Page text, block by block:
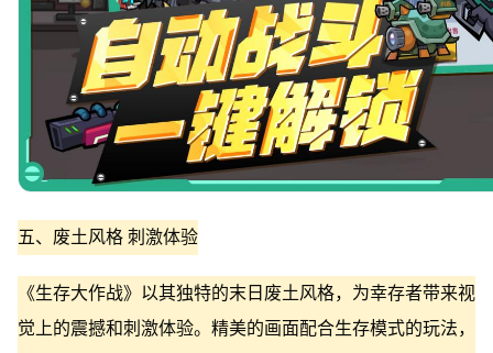
五、废土风格 刺激体验
《生存大作战》以其独特的末日废土风格，为幸存者带来视
觉上的震撼和刺激体验。精美的画面配合生存模式的玩法，